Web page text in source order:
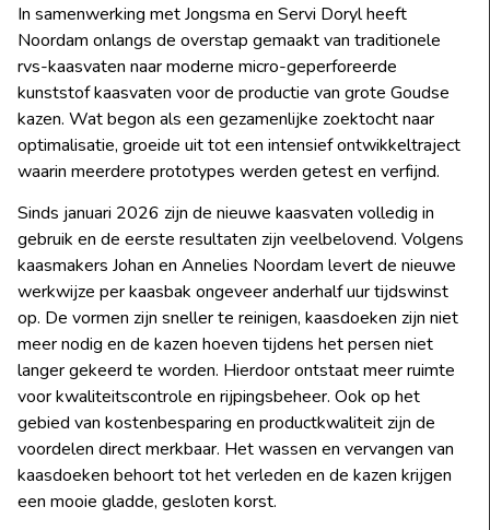
In samenwerking met Jongsma en Servi Doryl heeft
Noordam onlangs de overstap gemaakt van traditionele
rvs-kaasvaten naar moderne micro-geperforeerde
kunststof kaasvaten voor de productie van grote Goudse
kazen. Wat begon als een gezamenlijke zoektocht naar
optimalisatie, groeide uit tot een intensief ontwikkeltraject
waarin meerdere prototypes werden getest en verfijnd.
Sinds januari 2026 zijn de nieuwe kaasvaten volledig in
gebruik en de eerste resultaten zijn veelbelovend. Volgens
kaasmakers Johan en Annelies Noordam levert de nieuwe
werkwijze per kaasbak ongeveer anderhalf uur tijdswinst
op. De vormen zijn sneller te reinigen, kaasdoeken zijn niet
meer nodig en de kazen hoeven tijdens het persen niet
langer gekeerd te worden. Hierdoor ontstaat meer ruimte
voor kwaliteitscontrole en rijpingsbeheer. Ook op het
gebied van kostenbesparing en productkwaliteit zijn de
voordelen direct merkbaar. Het wassen en vervangen van
kaasdoeken behoort tot het verleden en de kazen krijgen
een mooie gladde, gesloten korst.